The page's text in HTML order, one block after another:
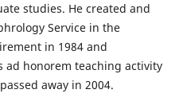
studies. He created and
Service in the
in 1984 and
ad honorem teaching activity
away in 2004.